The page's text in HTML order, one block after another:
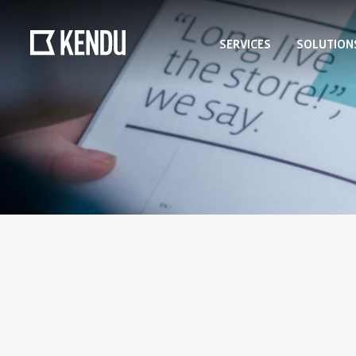
SERVICES